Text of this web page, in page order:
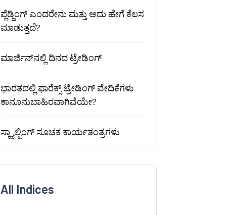
ಪ್ಲೆಡ್ಜಿಂಗ್ ಎಂದರೇನು ಮತ್ತು ಅದು ಹೇಗೆ ಕೆಲಸ
ಮಾಡುತ್ತದೆ?
ಮಾರ್ಜಿನ್‌ನಲ್ಲಿ ದಿನದ ಟ್ರೇಡಿಂಗ್
ಭಾರತದಲ್ಲಿ ಫಾರೆಕ್ಸ್ ಟ್ರೇಡಿಂಗ್ ವೇದಿಕೆಗಳು
ಕಾನೂನುಬಾಹಿರವಾಗಿವೆಯೇ?
ಸ್ಕ್ಯಾಲ್ಪಿಂಗ್ ಸೂಚಕ ಕಾರ್ಯತಂತ್ರಗಳು
All Indices